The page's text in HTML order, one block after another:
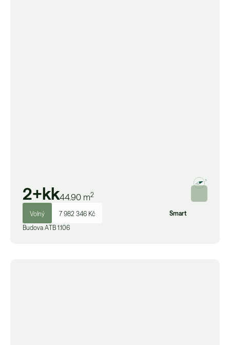
2+kk44.90 m2
Volný 7 982 346 Kč
Smart
Budova ATB 1.106